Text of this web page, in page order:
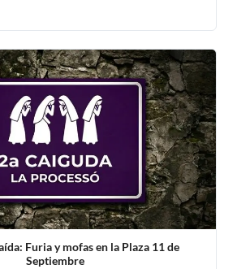
Furia y mofas en la Plaza 11 de
Septiembre